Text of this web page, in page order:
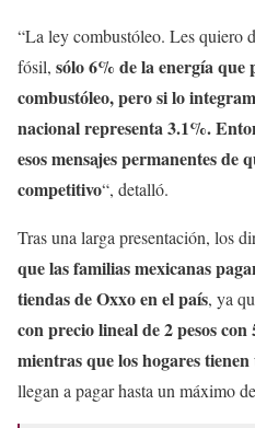
“La ley combustóleo. Les quiero
fósil, sólo 6% de la energía que
combustóleo, pero si lo
nacional representa 3.1%.
esos mensajes permanentes de
competitivo“, detalló.
Tras una larga presentación, los
que las familias mexicanas
tiendas de Oxxo en el país, ya
con precio lineal de 2 pesos
mientras que los hogares
llegan a pagar hasta un máximo